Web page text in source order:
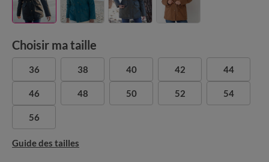
Choisir ma taille
36 38 40 42 44
46 48 50 52 54
56
Guide des tailles